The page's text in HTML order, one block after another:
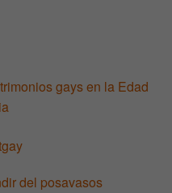
gays en la Edad
del posavasos